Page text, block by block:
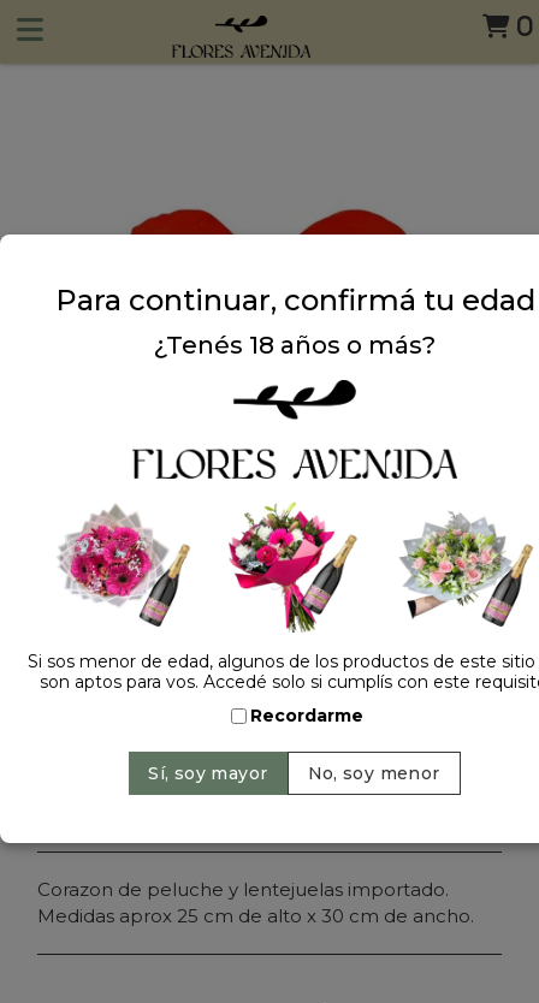
0
Dejá tu opinión
CORAZON PELUCHE PRIDE 2633
Cantidad:
Agregar al carrito
Corazon de peluche y lentejuelas importado.
Medidas aprox 25 cm de alto x 30 cm de ancho.
Para continuar, confirmá tu edad
¿Tenés 18 años o más?
Si sos menor de edad, algunos de los productos de este
son aptos para vos. Accedé solo si cumplís con este
Recordarme